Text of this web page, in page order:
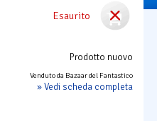
Esaurito
Prodotto nuovo
Venduto da Bazaar del Fantastico
» Vedi scheda completa